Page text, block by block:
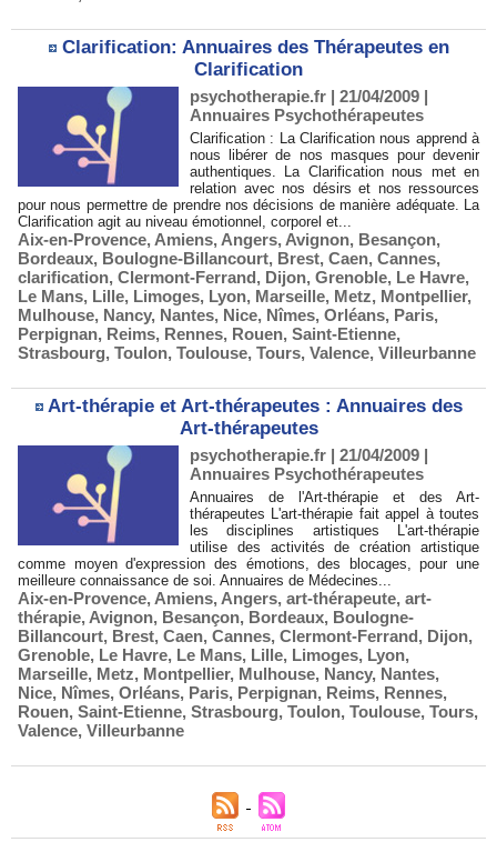
Clarification: Annuaires des Thérapeutes en
Clarification
psychotherapie.fr | 21/04/2009 |
Annuaires Psychothérapeutes
Clarification : La Clarification nous apprend à
nous libérer de nos masques pour devenir
authentiques. La Clarification nous met en
relation avec nos désirs et nos ressources
pour nous permettre de prendre nos décisions de manière adéquate. La
Clarification agit au niveau émotionnel, corporel et...
Aix-en-Provence, Amiens, Angers, Avignon, Besançon,
Bordeaux, Boulogne-Billancourt, Brest, Caen, Cannes,
clarification, Clermont-Ferrand, Dijon, Grenoble, Le Havre,
Le Mans, Lille, Limoges, Lyon, Marseille, Metz, Montpellier,
Mulhouse, Nancy, Nantes, Nice, Nîmes, Orléans, Paris,
Perpignan, Reims, Rennes, Rouen, Saint-Etienne,
Strasbourg, Toulon, Toulouse, Tours, Valence, Villeurbanne
Art-thérapie et Art-thérapeutes : Annuaires des
Art-thérapeutes
psychotherapie.fr | 21/04/2009 |
Annuaires Psychothérapeutes
Annuaires de l'Art-thérapie et des Art-
thérapeutes L'art-thérapie fait appel à toutes
les disciplines artistiques L'art-thérapie
utilise des activités de création artistique
comme moyen d'expression des émotions, des blocages, pour une
meilleure connaissance de soi. Annuaires de Médecines...
Aix-en-Provence, Amiens, Angers, art-thérapeute, art-
thérapie, Avignon, Besançon, Bordeaux, Boulogne-
Billancourt, Brest, Caen, Cannes, Clermont-Ferrand, Dijon,
Grenoble, Le Havre, Le Mans, Lille, Limoges, Lyon,
Marseille, Metz, Montpellier, Mulhouse, Nancy, Nantes,
Nice, Nîmes, Orléans, Paris, Perpignan, Reims, Rennes,
Rouen, Saint-Etienne, Strasbourg, Toulon, Toulouse, Tours,
Valence, Villeurbanne